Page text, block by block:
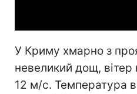
У Криму хмарно з
невеликий дощ, вітер
12 м/с. Температура